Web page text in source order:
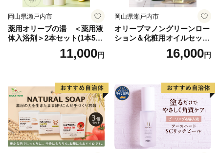
岡山県瀬戸内市
薬用オリーブの湯 ＜薬用液
体入浴剤＞2本セット(1本500
11,000円
岡山県瀬戸内市
オリーブマノングリーンロー
ション＆化粧用オイルセット
美容グッズ スキンケア 化粧
16,000円